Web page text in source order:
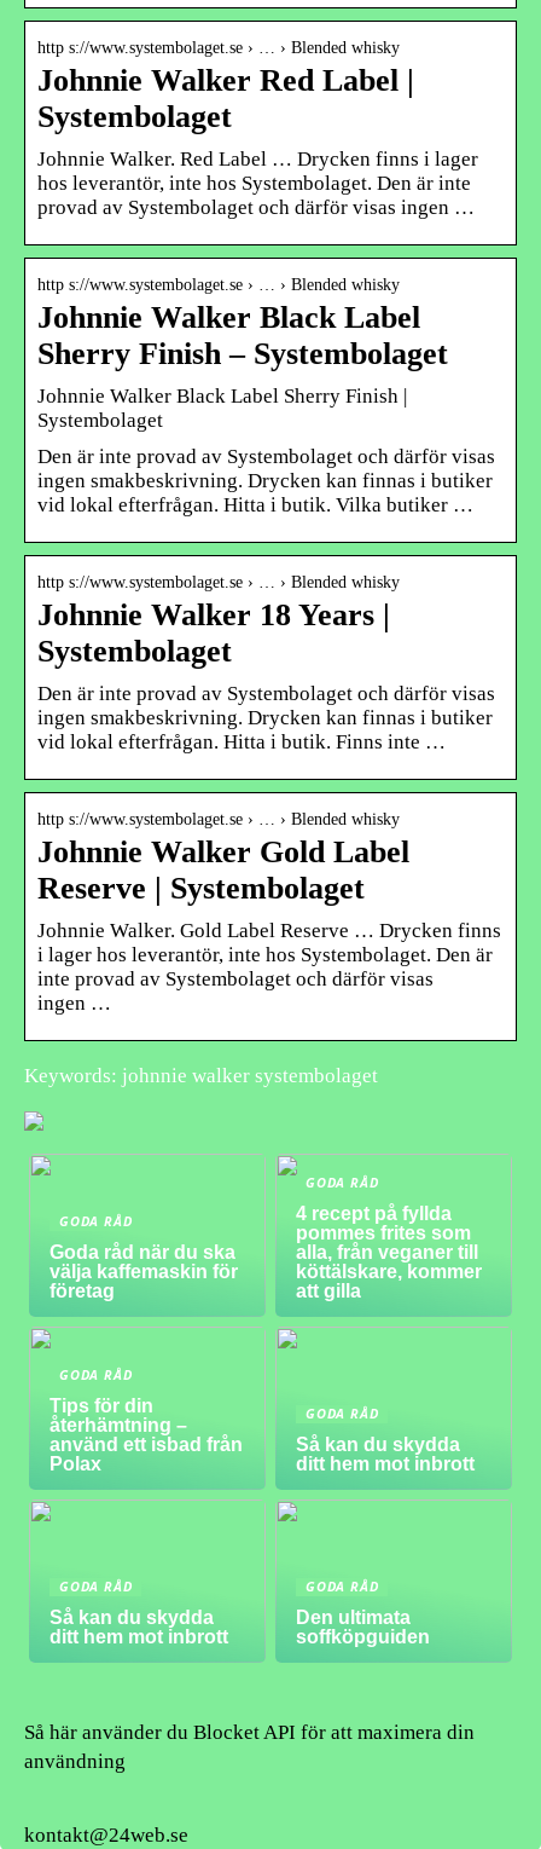
http s://www.systembolaget.se › … › Blended whisky
Johnnie Walker Red Label |
Systembolaget
Johnnie Walker. Red Label … Drycken finns i lager
hos leverantör, inte hos Systembolaget. Den är inte
provad av Systembolaget och därför visas ingen …
http s://www.systembolaget.se › … › Blended whisky
Johnnie Walker Black Label
Sherry Finish – Systembolaget
Johnnie Walker Black Label Sherry Finish |
Systembolaget
Den är inte provad av Systembolaget och därför visas
ingen smakbeskrivning. Drycken kan finnas i butiker
vid lokal efterfrågan. Hitta i butik. Vilka butiker …
http s://www.systembolaget.se › … › Blended whisky
Johnnie Walker 18 Years |
Systembolaget
Den är inte provad av Systembolaget och därför visas
ingen smakbeskrivning. Drycken kan finnas i butiker
vid lokal efterfrågan. Hitta i butik. Finns inte …
http s://www.systembolaget.se › … › Blended whisky
Johnnie Walker Gold Label
Reserve | Systembolaget
Johnnie Walker. Gold Label Reserve … Drycken finns
i lager hos leverantör, inte hos Systembolaget. Den är
inte provad av Systembolaget och därför visas
ingen …
Keywords: johnnie walker systembolaget
GODA RÅD
Goda råd när du ska
välja kaffemaskin för
företag
GODA RÅD
4 recept på fyllda
pommes frites som
alla, från veganer till
köttälskare, kommer
att gilla
GODA RÅD
Tips för din
återhämtning –
använd ett isbad från
Polax
GODA RÅD
Så kan du skydda
ditt hem mot inbrott
GODA RÅD
Så kan du skydda
ditt hem mot inbrott
GODA RÅD
Den ultimata
soffköpguiden
Så här använder du Blocket API för att maximera din
användning
kontakt@24web.se